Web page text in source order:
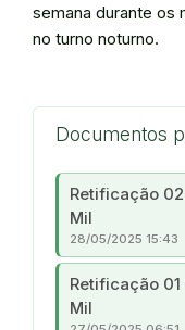
semana durante os
no turno noturno.
Documentos
Retificação
Mil
28/05/2025 15:43
Retificação
Mil